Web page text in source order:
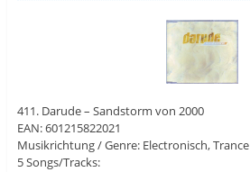
411. Darude – Sandstorm von 2000
EAN: 601215822021
Musikrichtung / Genre: Electronisch, Trance
5 Songs/Tracks: